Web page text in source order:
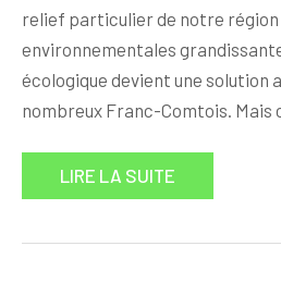
relief particulier de notre
environnementales
écologique devient une solution
nombreux Franc-Comtois. Mais
LIRE LA SUITE